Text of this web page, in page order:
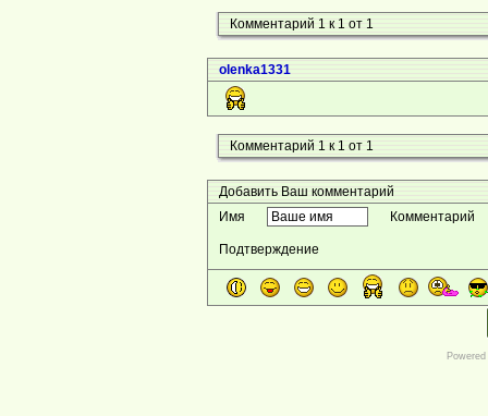
Комментарий 1 к 1 от 1
olenka1331
Комментарий 1 к 1 от 1
Добавить Ваш комментарий
Имя
Комментарий
Подтверждение